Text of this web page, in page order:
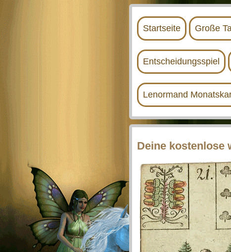
Startseite Große
Entscheidungsspiel
Lenormand
Deine kostenlose